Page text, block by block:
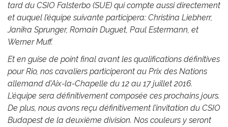
tard du CSIO Falsterbo (SUE) qui compte aussi directement
et auquel l’équipe suivante participera: Christina Liebherr,
Janika Sprunger, Romain Duguet, Paul Estermann, et
Werner Muff.
Et en guise de point final avant les qualifications définitives
pour Rio, nos cavaliers participeront au Prix des Nations
allemand d’Aix-la-Chapelle du 12 au 17 juillet 2016.
L’équipe sera définitivement composée ces prochains jours.
De plus, nous avons reçu définitivement l’invitation du CSIO
Budapest de la deuxième division. Nos couleurs y seront